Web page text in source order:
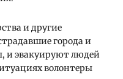
и другие
города и
и эвакуируют людей
волонтеры